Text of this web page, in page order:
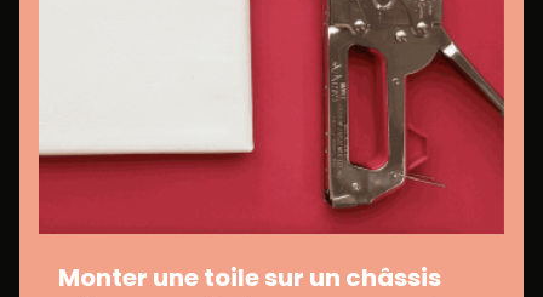
Monter une toile sur un châssis